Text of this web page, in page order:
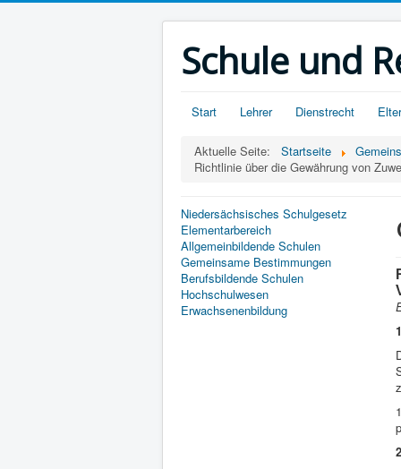
Schule und
Start Lehrer Dienstrecht
Aktuelle Seite: Startseite
Richtlinie über die Gewährung von
Niedersächsisches Schulgesetz
Elementarbereich
Allgemeinbildende Schulen
Gemeinsame Bestimmungen
Berufsbildende Schulen
Hochschulwesen
Erwachsenenbildung